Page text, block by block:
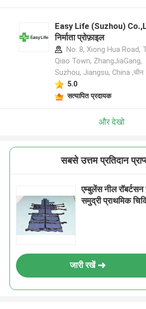
Easy Life (Suzhou)
निर्माता प्रोफ़ाइल
No. 8, Xiong Hua Road,
Qiao Town, ZhangJiaGang,
Suzhou, Jiangsu, China ,चीन
5.0
सत्यापित प्रदायक
और देखो
सबसे उत्तम प्रतिदान
एम्बुलेंस नील
समुद्री प्राथमिक
जारी रखें